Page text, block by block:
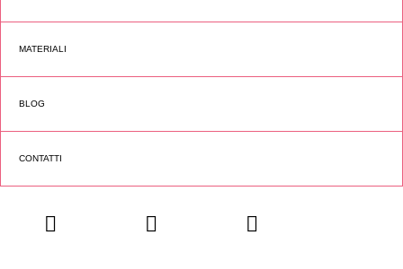
MATERIALI
BLOG
CONTATTI